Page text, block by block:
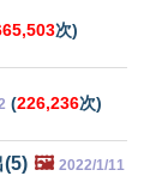
次)
(226,236次)
(5) 🖼️ 2022/1/11